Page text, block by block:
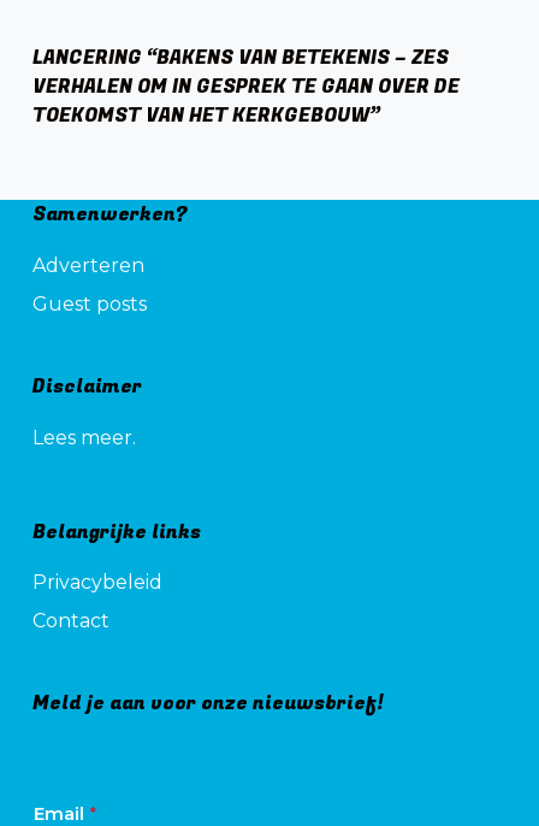
LANCERING “BAKENS VAN BETEKENIS – ZES
VERHALEN OM IN GESPREK TE GAAN OVER DE
TOEKOMST VAN HET KERKGEBOUW”
Samenwerken?
Adverteren
Guest posts
Disclaimer
Lees meer.
Belangrijke links
Privacybeleid
Contact
Meld je aan voor onze nieuwsbrief!
Email *